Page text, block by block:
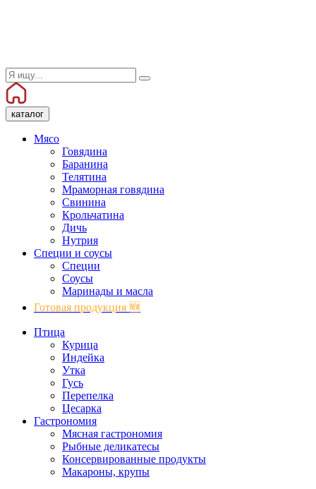
каталог
Мясо
Говядина
Баранина
Телятина
Мраморная говядина
Свинина
Крольчатина
Дичь
Нутрия
Специи и соусы
Специи
Соусы
Маринады и масла
Готовая продукция 🆕
Птица
Курица
Индейка
Утка
Гусь
Перепелка
Цесарка
Гастрономия
Мясная гастрономия
Рыбные деликатесы
Консервированные продукты
Макароны, крупы